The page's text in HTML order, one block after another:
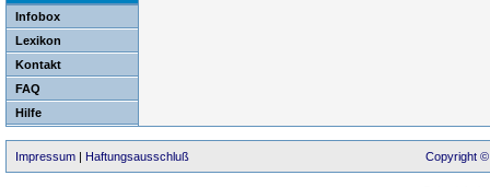
Infobox
Lexikon
Kontakt
FAQ
Hilfe
Impressum | Haftungsausschluß Copyright ©